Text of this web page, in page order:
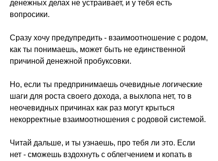
денежных делах не устраивает, и у тебя есть
вопросики.
Сразу хочу предупредить - взаимоотношение с родом,
как ты понимаешь, может быть не единственной
причиной денежной пробуксовки.
Но, если ты предпринимаешь очевидные логические
шаги для роста своего дохода, а выхлопа нет, то в
неочевидных причинах как раз могут крыться
некорректные взаимоотношения с родовой системой.
Читай дальше, и ты узнаешь, про тебя ли это. Если
нет - сможешь вздохнуть с облегчением и копать в